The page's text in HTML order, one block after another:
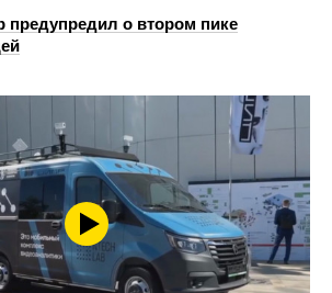
предупредил о втором пике